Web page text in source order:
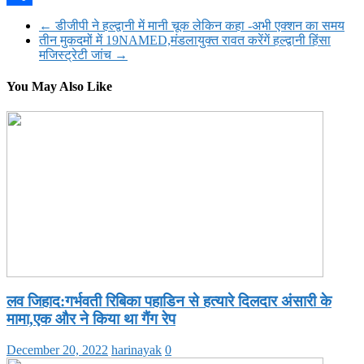
← डीजीपी ने हल्द्वानी में मानी चूक लेकिन कहा -अभी एक्शन का समय
तीन मुकदमों में 19NAMED,मंडलायुक्त रावत करेंगें हल्द्वानी हिंसा
मजिस्ट्रेटी जांच →
You May Also Like
लव जिहाद:गर्भवती रिबिका पहाडिन से हत्यारे दिलदार अंसारी के
मामा,एक और ने किया था गैंग रेप
December 20, 2022 harinayak 0